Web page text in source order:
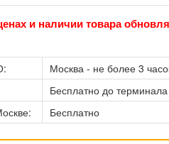
и наличии товара
Москва - не более 3
Бесплатно до
Бесплатно